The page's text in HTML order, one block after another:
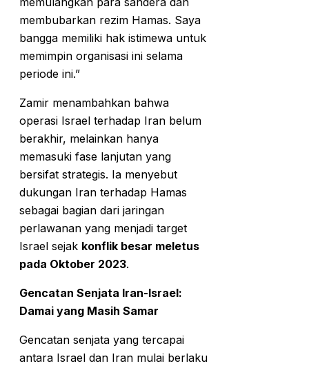
membubarkan rezim Hamas. Saya
bangga memiliki hak istimewa untuk
memimpin organisasi ini selama
periode ini.”
Zamir menambahkan bahwa
operasi Israel terhadap Iran belum
berakhir, melainkan hanya
memasuki fase lanjutan yang
bersifat strategis. Ia menyebut
dukungan Iran terhadap Hamas
sebagai bagian dari jaringan
perlawanan yang menjadi target
Israel sejak konflik besar meletus
pada Oktober 2023.
Gencatan Senjata Iran-Israel:
Damai yang Masih Samar
Gencatan senjata yang tercapai
antara Israel dan Iran mulai berlaku